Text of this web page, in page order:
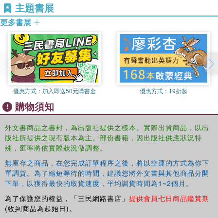
explored.
This is an indispensible introduction for all unfamiliar with this much
talked about but little understood school of thought. Technical terms
are explained throughout and jargon is avoided.Introduction to
Phenomenologywill be of interest to all students seeking a reliable
introduction to a key movement in European thought.
主題書展
更多書展
優惠方式： 加入即送50元購書金 優惠方式： 19折起
購物須知
外文書商品之書封，為出版社提供之樣本。實際出貨商品，以出
版社所提供之現有版本為主。部份書籍，因出版社供應狀況特
殊，匯率將依實際狀況做調整。
無庫存之商品，在您完成訂單程序之後，將以空運的方式為你下
單調貨。為了縮短等待的時間，建議您將外文書與其他商品分開
下單，以獲得最快的取貨速度，平均調貨時間為1~2個月。
為了保護您的權益，「三民網路書店」 提供會員七日商品鑑賞期
(收到商品為起始日)。